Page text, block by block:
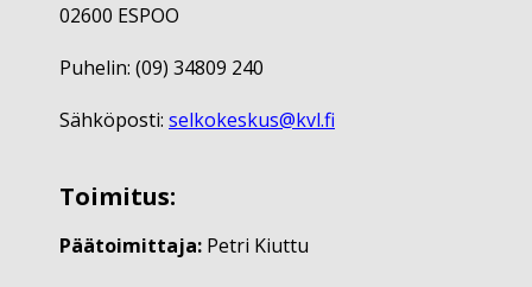
02600 ESPOO
Puhelin: (09) 34809 240
Sähköposti: selkokeskus@kvl.fi
Toimitus:
Päätoimittaja: Petri Kiuttu